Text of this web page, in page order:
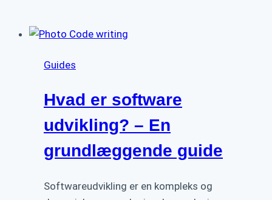
du
af
dit
marketingbudget
Guides
Hvad er software
udvikling? – En
grundlæggende guide
Softwareudvikling er en kompleks og